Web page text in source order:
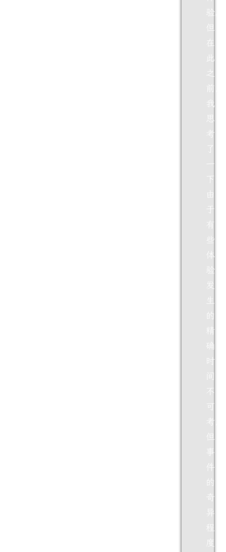
验。
但
在
此
前，
我
思
考
一
下：
于
有
些
体
验
生
精
时
不
可
考，
但
事
件
奇
异
程